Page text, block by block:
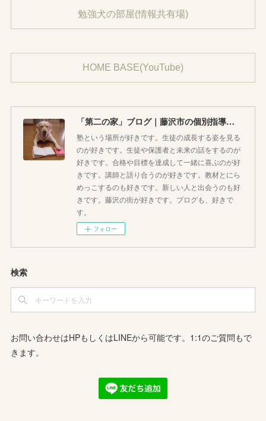
勉強犬の部屋(情報共有場)
HOME BASE(YouTube)
「第二の家」ブログ｜藤沢市の個別指導塾のお話
塾という場所が好きです。生徒の成長する姿を見る
のが好きです。生徒や保護者と未来の話をするのが
好きです。合格や目標を達成して一緒に喜ぶのが好
きです。講師と語り合うのが好きです。教材とにら
めっこするのも好きです。新しい人と出会うのも好
きです。藤沢の街が好きです。ブログも、好きで
す。
フォロー
検索
お問い合わせはHPもしくはLINEから可能です。1:1のご質問もで
きます。